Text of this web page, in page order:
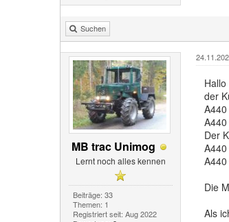
Suchen
MB trac Unimog
Lernt noch alles kennen
Beiträge: 33
Themen: 1
Registriert seit: Aug 2022
der
Der
Die
Als